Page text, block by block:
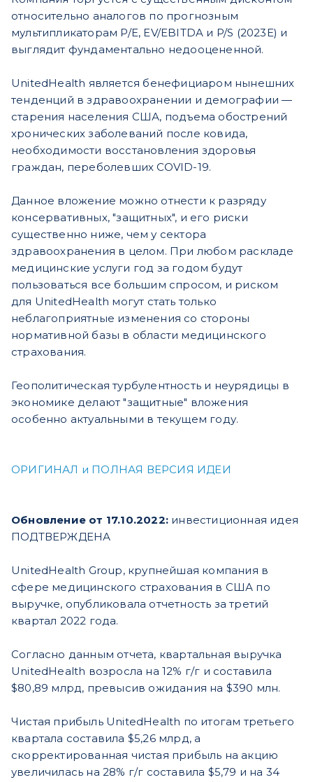
относительно аналогов по прогнозным
мультипликаторам P/E, EV/EBITDA и P/S (2023E) и
выглядит фундаментально недооцененной.
UnitedHealth является бенефициаром нынешних
тенденций в здравоохранении и демографии —
старения населения США, подъема обострений
хронических заболеваний после ковида,
необходимости восстановления здоровья
граждан, переболевших COVID-19.
Данное вложение можно отнести к разряду
консервативных, "защитных", и его риски
существенно ниже, чем у сектора
здравоохранения в целом. При любом раскладе
медицинские услуги год за годом будут
пользоваться все большим спросом, и риском
для UnitedHealth могут стать только
неблагоприятные изменения со стороны
нормативной базы в области медицинского
страхования.
Геополитическая турбулентность и неурядицы в
экономике делают "защитные" вложения
особенно актуальными в текущем году.
ОРИГИНАЛ и ПОЛНАЯ ВЕРСИЯ ИДЕИ
Обновление от 17.10.2022: инвестиционная идея
ПОДТВЕРЖДЕНА
UnitedHealth Group, крупнейшая компания в
сфере медицинского страхования в США по
выручке, опубликовала отчетность за третий
квартал 2022 года.
Согласно данным отчета, квартальная выручка
UnitedHealth возросла на 12% г/г и составила
$80,89 млрд, превысив ожидания на $390 млн.
Чистая прибыль UnitedHealth по итогам третьего
квартала составила $5,26 млрд, а
скорректированная чистая прибыль на акцию
увеличилась на 28% г/г составила $5,79 и на 34